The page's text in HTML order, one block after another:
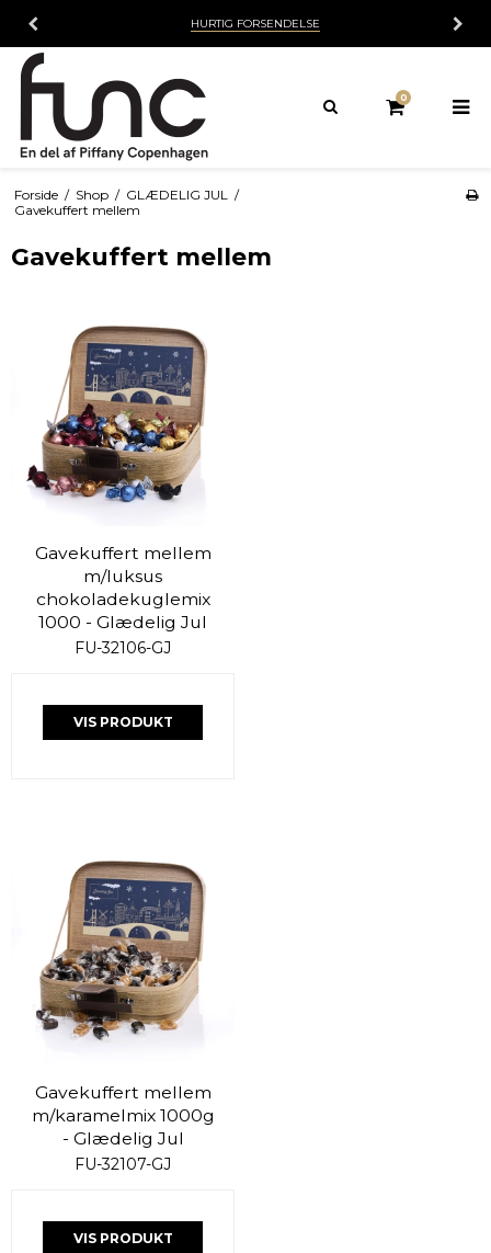
HURTIG FORSENDELSE
0
Forside / Shop / GLÆDELIG JUL
/
Gavekuffert mellem
Gavekuffert mellem
Gavekuffert mellem
m/luksus
chokoladekuglemix
1000 - Glædelig Jul
FU-32106-GJ
VIS PRODUKT
Gavekuffert mellem
m/karamelmix 1000g
- Glædelig Jul
FU-32107-GJ
VIS PRODUKT